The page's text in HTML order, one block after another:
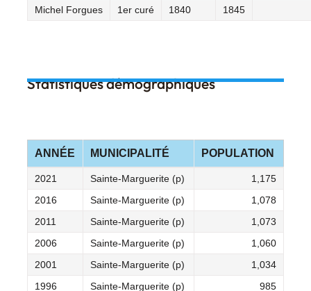
Michel Forgues 1er curé 1840 1845
Statistiques démographiques
ANNÉE MUNICIPALITÉ POPULATION
2021 Sainte-Marguerite (p)
1,175
2016
Sainte-Marguerite (p)
1,078
2011
Sainte-Marguerite (p)
1,073
2006
Sainte-Marguerite (p)
1,060
2001
Sainte-Marguerite (p)
1,034
1996
Sainte-Marguerite (p)
985